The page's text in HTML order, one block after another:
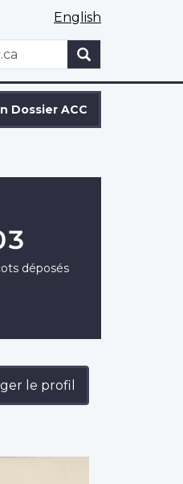
English
Dossier ACC
déposés
le profil